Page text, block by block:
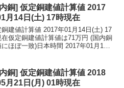
銅] 仮定銅建値計算値 2017
月14日(土) 17時現在
銅建値計算値 2017年01月14日(土) 17
在仮定銅建値計算値は71万円 (国内銅
にほぼ一致)日本時間 2017年01月14
銅] 仮定銅建値計算値 2018
月21日(月) 01時現在